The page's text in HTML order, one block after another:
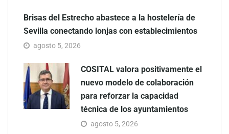
Brisas del Estrecho abastece a la hostelería de
Sevilla conectando lonjas con establecimientos
agosto 5, 2026
COSITAL valora positivamente el
nuevo modelo de colaboración
para reforzar la capacidad
técnica de los ayuntamientos
agosto 5, 2026